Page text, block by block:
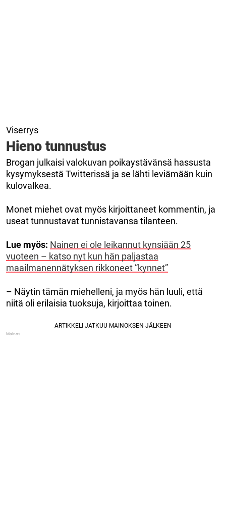
Viserrys
Hieno tunnustus
Brogan julkaisi valokuvan poikaystävänsä hassusta
kysymyksestä Twitterissä ja se lähti leviämään kuin
kulovalkea.
Monet miehet ovat myös kirjoittaneet kommentin, ja
useat tunnustavat tunnistavansa tilanteen.
Lue myös: Nainen ei ole leikannut kynsiään 25
vuoteen – katso nyt kun hän paljastaa
maailmanennätyksen rikkoneet ”kynnet”
– Näytin tämän miehelleni, ja myös hän luuli, että
niitä oli erilaisia ​​tuoksuja, kirjoittaa toinen.